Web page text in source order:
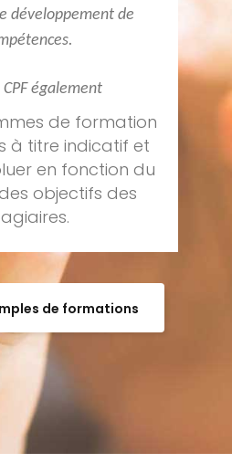
développement de
également
de formation
à titre indicatif et
en fonction du
objectifs des
de formations